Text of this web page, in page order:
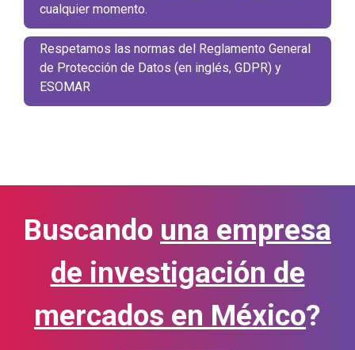
cualquier momento.
Respetamos las normas del Reglamento General
de Protección de Datos (en inglés, GDPR) y
ESOMAR
Buscando una empresa
de investigación de
mercados en México?